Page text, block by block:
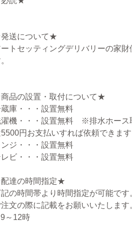
送について★
トセッティングデリバリーの家財
品の設置・取付について★
庫・・・設置無料
機・・・設置無料 ※排水ホース
円お支払いすれば依頼できます
ジ・・・設置無料
ビ・・・設置無料
達の時間指定★
の時間帯より時間指定が可能です
文の際に記載をお願いいたします
～12時